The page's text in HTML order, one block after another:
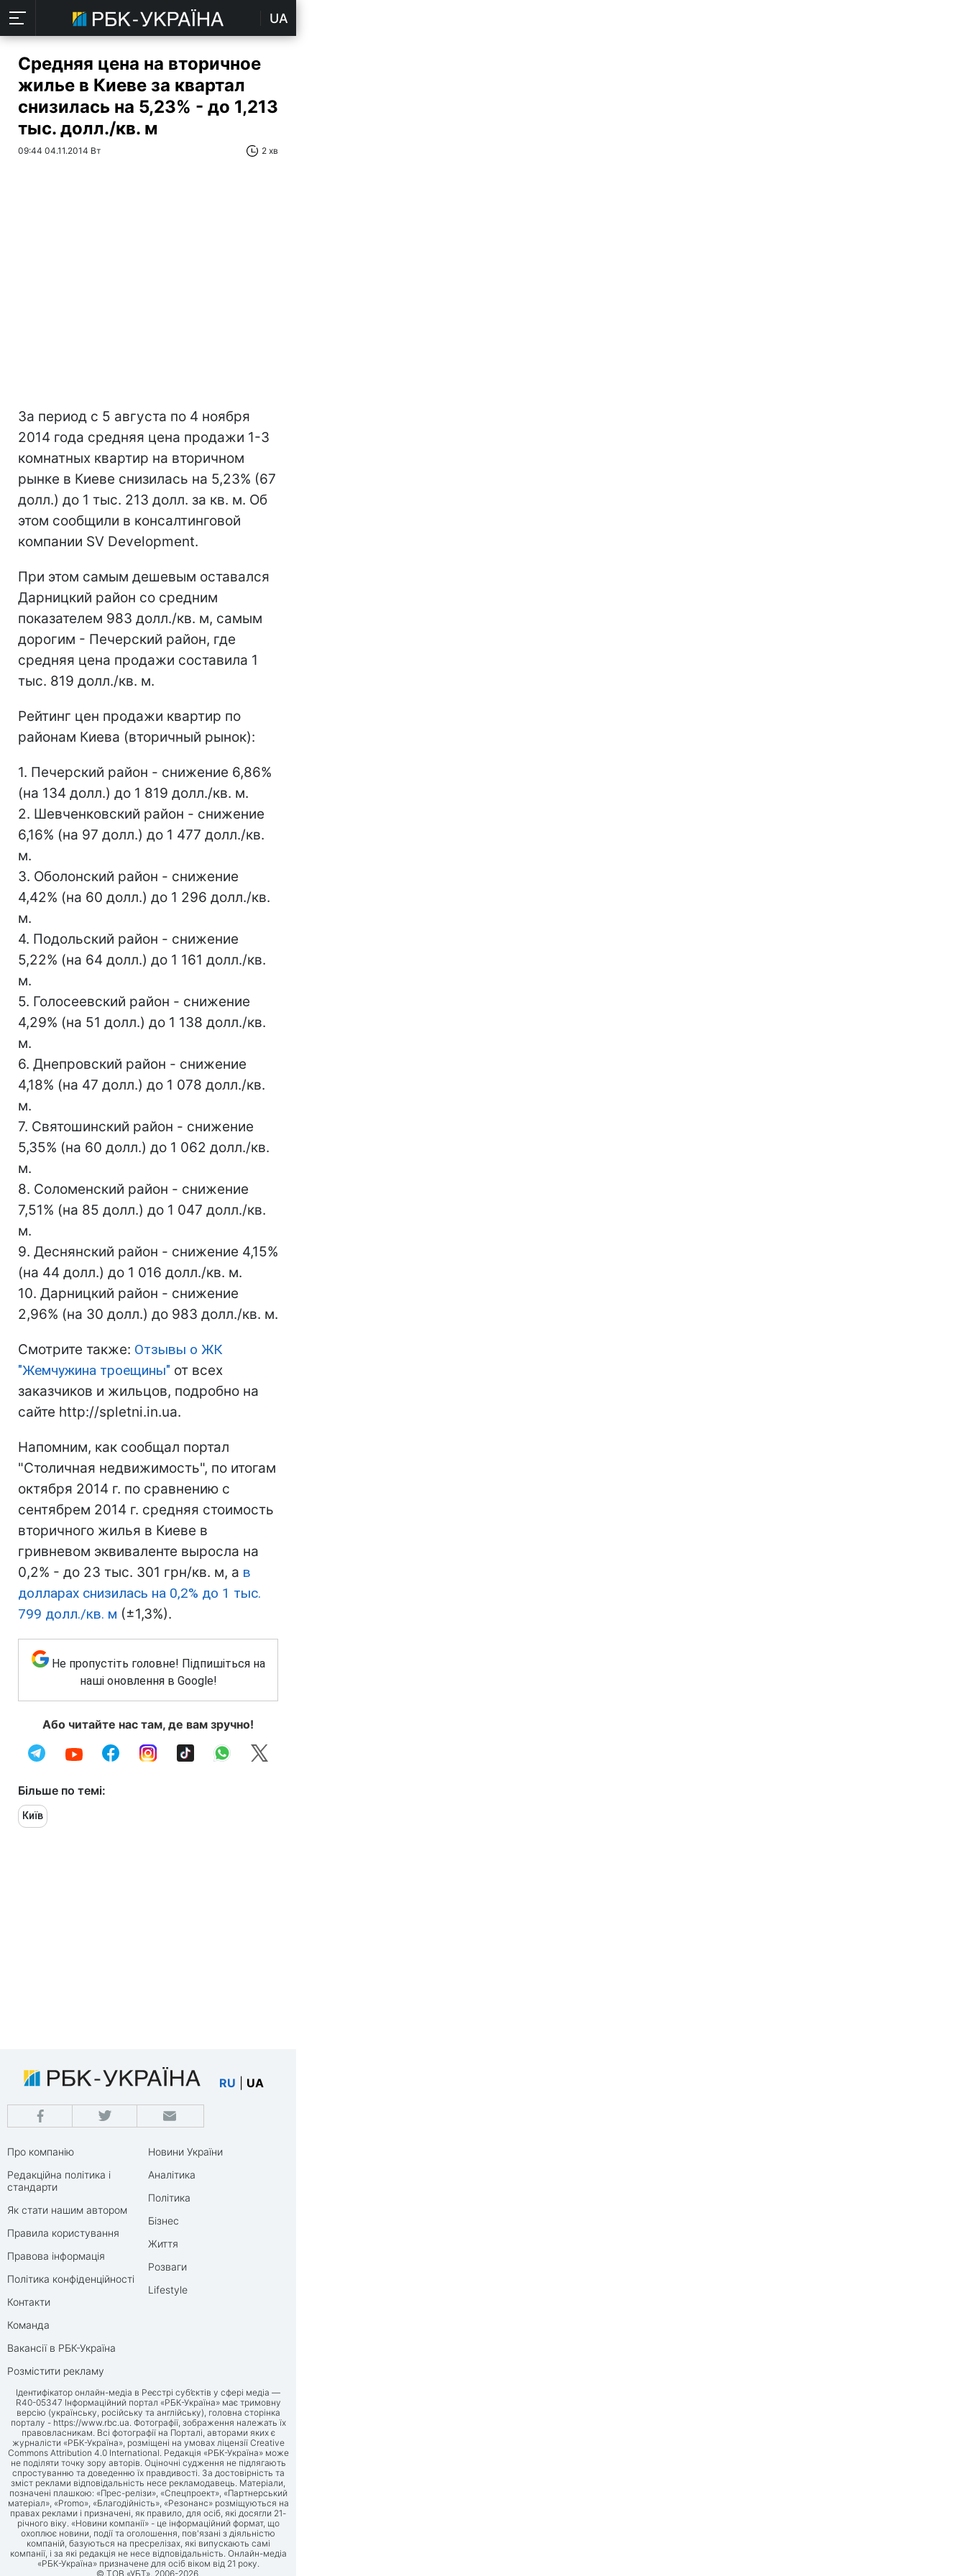
UA
Средняя цена на вторичное
жилье в Киеве за квартал
снизилась на 5,23% - до 1,213
тыс. долл./кв. м
09:44 04.11.2014 Вт 2 хв
За период с 5 августа по 4 ноября
2014 года средняя цена продажи 1-3
комнатных квартир на вторичном
рынке в Киеве снизилась на 5,23% (67
долл.) до 1 тыс. 213 долл. за кв. м. Об
этом сообщили в консалтинговой
компании SV Development.
При этом самым дешевым оставался
Дарницкий район со средним
показателем 983 долл./кв. м, самым
дорогим - Печерский район, где
средняя цена продажи составила 1
тыс. 819 долл./кв. м.
Рейтинг цен продажи квартир по
районам Киева (вторичный рынок):
1. Печерский район - снижение 6,86%
(на 134 долл.) до 1 819 долл./кв. м.
2. Шевченковский район - снижение
6,16% (на 97 долл.) до 1 477 долл./кв.
м.
3. Оболонский район - снижение
4,42% (на 60 долл.) до 1 296 долл./кв.
м.
4. Подольский район - снижение
5,22% (на 64 долл.) до 1 161 долл./кв.
м.
5. Голосеевский район - снижение
4,29% (на 51 долл.) до 1 138 долл./кв.
м.
6. Днепровский район - снижение
4,18% (на 47 долл.) до 1 078 долл./кв.
м.
7. Святошинский район - снижение
5,35% (на 60 долл.) до 1 062 долл./кв.
м.
8. Соломенский район - снижение
7,51% (на 85 долл.) до 1 047 долл./кв.
м.
9. Деснянский район - снижение 4,15%
(на 44 долл.) до 1 016 долл./кв. м.
10. Дарницкий район - снижение
2,96% (на 30 долл.) до 983 долл./кв. м.
Смотрите также: Отзывы о ЖК
"Жемчужина троещины" от всех
заказчиков и жильцов, подробно на
сайте http://spletni.in.ua.
Напомним, как сообщал портал
"Столичная недвижимость", по итогам
октября 2014 г. по сравнению с
сентябрем 2014 г. средняя стоимость
вторичного жилья в Киеве в
гривневом эквиваленте выросла на
0,2% - до 23 тыс. 301 грн/кв. м, а в
долларах снизилась на 0,2% до 1 тыс.
799 долл./кв. м (±1,3%).
Не пропустіть головне! Підпишіться на
наші оновлення в Google!
Або читайте нас там, де вам зручно!
Більше по темі:
Київ
RU UA
Про компанію
Редакційна політика і
стандарти
Як стати нашим автором
Правила користування
Правова інформація
Політика конфіденційності
Контакти
Команда
Вакансії в РБК-Україна
Розмістити рекламу
Новини України
Аналітика
Політика
Бізнес
Життя
Розваги
Lifestyle
Ідентифікатор онлайн-медіа в Реєстрі суб’єктів у сфері медіа —
R40-05347 Інформаційний портал «РБК-Україна» має тримовну
версію (українську, російську та англійську), головна сторінка
порталу - https://www.rbc.ua. Фотографії, зображення належать їх
правовласникам. Всі фотографії на Порталі, авторами яких є
журналісти «РБК-Україна», розміщені на умовах ліцензії Creative
Commons Attribution 4.0 International. Редакція «РБК-Україна» може
не поділяти точку зору авторів. Оціночні судження не підлягають
спростуванню та доведенню їх правдивості. За достовірність та
зміст реклами відповідальність несе рекламодавець. Матеріали,
позначені плашкою: «Прес-релізи», «Спецпроект», «Партнерський
матеріал», «Promo», «Благодійність», «Резонанс» розміщуються на
правах реклами і призначені, як правило, для осіб, які досягли 21-
річного віку. «Новини компанії» - це інформаційний формат, що
охоплює новини, події та оголошення, пов'язані з діяльністю
компаній, базуються на пресрелізах, які випускають самі
компанії, і за які редакція не несе відповідальність. Онлайн-медіа
«РБК-Україна» призначене для осіб віком від 21 року.
© ТОВ «УБТ», 2006-2026.